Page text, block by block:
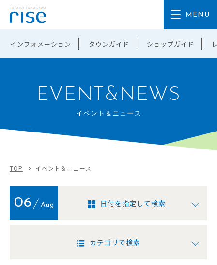
インフォメーション タウンガイド ショップガイド
EVENT&NEWS
イベント＆ニュース
TOP イベント＆ニュース
06 Aug 日付を指定して検索
カテゴリで検索